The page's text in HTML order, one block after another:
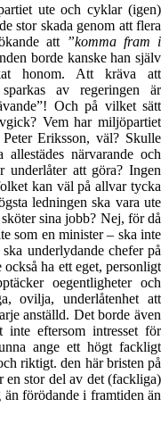
ute och cyklar (igen)
stor skada genom att flera
att ”komma fram i
borde kanske han själv
honom. Att kräva att
av regeringen är
Och på vilket sätt
Vem har miljöpartiet
Eriksson, väl? Skulle
närvarande och
att göra? Ingen
kan väl på allvar tycka
ledningen ska vara ute
sina jobb? Nej, för då
som en minister – ska inte
underlydande chefer på
ha ett eget, personligt
oegentligheter och
ovilja, underlåtenhet att
anställd. Det borde även
eftersom intresset för
ange ett högt fackligt
riktigt. den här bristen på
en stor del av det (fackliga)
förödande i framtiden än